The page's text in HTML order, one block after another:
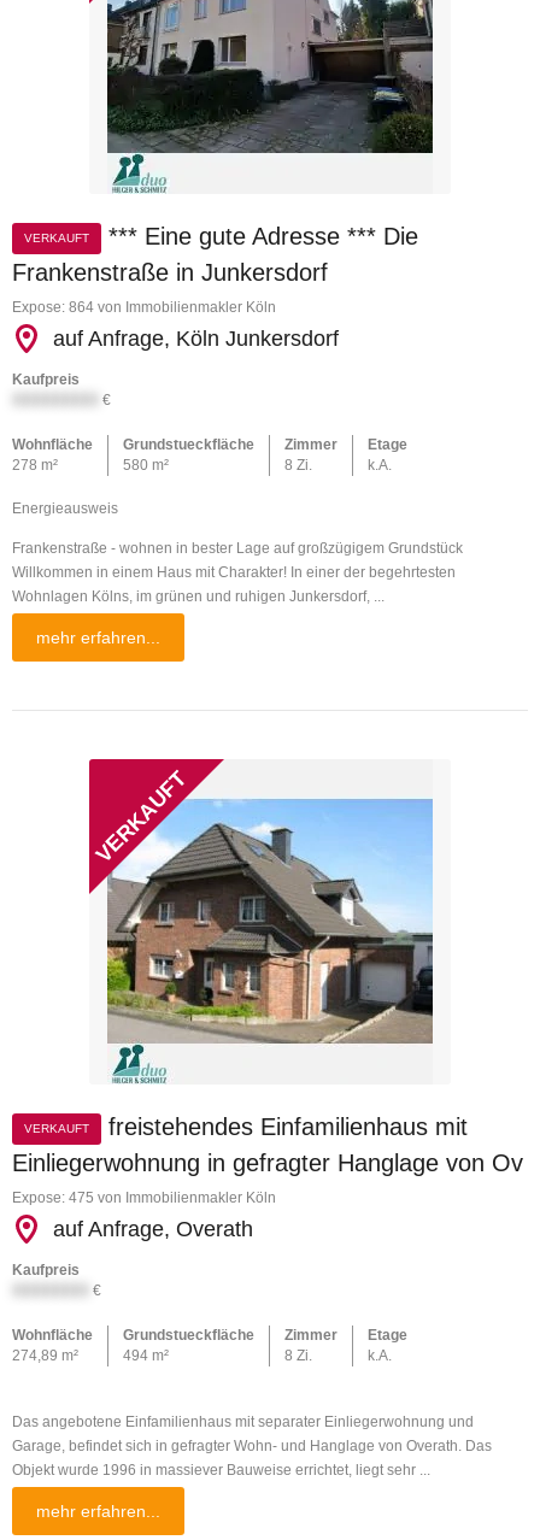
VERKAUFT
*** Eine gute Adresse *** Die
Frankenstraße in Junkersdorf
Expose: 864 von Immobilienmakler Köln
auf Anfrage, Köln Junkersdorf
Kaufpreis
€
Wohnfläche
278 m²
Grundstueckfläche
580 m²
Zimmer
8 Zi.
Etage
k.A.
Energieausweis
Frankenstraße - wohnen in bester Lage auf großzügigem Grundstück
Willkommen in einem Haus mit Charakter! In einer der begehrtesten
Wohnlagen Kölns, im grünen und ruhigen Junkersdorf, ...
mehr erfahren...
VERKAUFT
freistehendes Einfamilienhaus mit
Einliegerwohnung in gefragter Hanglage von Ov
Expose: 475 von Immobilienmakler Köln
auf Anfrage, Overath
Kaufpreis
€
Wohnfläche
274,89 m²
Grundstueckfläche
494 m²
Zimmer
8 Zi.
Etage
k.A.
Das angebotene Einfamilienhaus mit separater Einliegerwohnung und
Garage, befindet sich in gefragter Wohn- und Hanglage von Overath. Das
Objekt wurde 1996 in massiever Bauweise errichtet, liegt sehr ...
mehr erfahren...